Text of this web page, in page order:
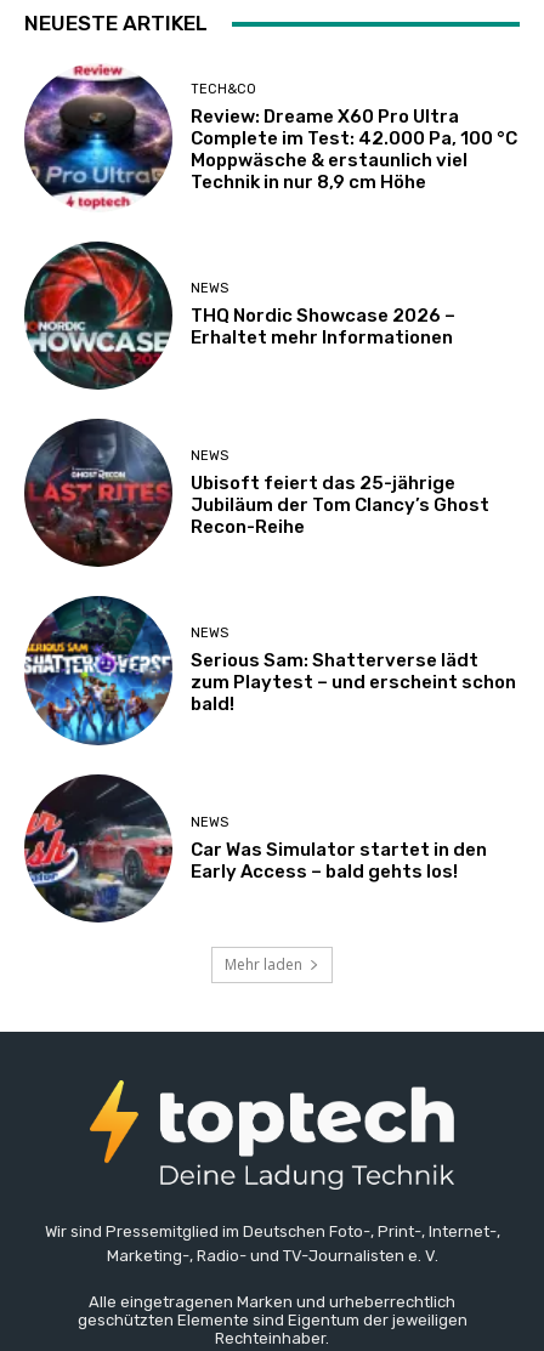
NEUESTE ARTIKEL
TECH&CO
Review: Dreame X60 Pro Ultra
Complete im Test: 42.000 Pa, 100 °C
Moppwäsche & erstaunlich viel
Technik in nur 8,9 cm Höhe
NEWS
THQ Nordic Showcase 2026 –
Erhaltet mehr Informationen
NEWS
Ubisoft feiert das 25-jährige
Jubiläum der Tom Clancy’s Ghost
Recon-Reihe
NEWS
Serious Sam: Shatterverse lädt
zum Playtest – und erscheint schon
bald!
NEWS
Car Was Simulator startet in den
Early Access – bald gehts los!
Mehr laden
Wir sind Pressemitglied im Deutschen Foto-, Print-, Internet-,
Marketing-, Radio- und TV-Journalisten e. V.
Alle eingetragenen Marken und urheberrechtlich
geschützten Elemente sind Eigentum der jeweiligen
Rechteinhaber.